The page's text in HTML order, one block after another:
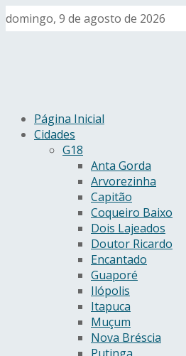
domingo, 9 de agosto de 2026
Página Inicial
Cidades
G18
Anta Gorda
Arvorezinha
Capitão
Coqueiro Baixo
Dois Lajeados
Doutor Ricardo
Encantado
Guaporé
Ilópolis
Itapuca
Muçum
Nova Bréscia